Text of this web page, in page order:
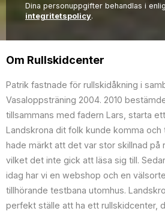
Dina personuppgifter behandlas i
integritetspolicy.
Om Rullskidcenter
Patrik fastnade för rullskidåkning i
Vasaloppsträning 2004. 2010
tillsammans med fadern Lars, starta
Landskrona dit folk kunde komma och
hade märkt att det var stor skillnad på
vilket det inte gick att läsa sig till.
idag har vi en webshop och en
tillhörande testbana utomhus.
perfekt ställe att ha ett rullskidcenter,